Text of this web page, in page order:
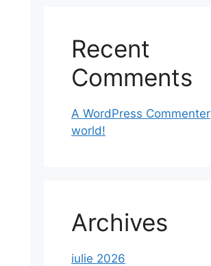
Recent
Comments
A WordPress Commenter
world!
Archives
iulie 2026